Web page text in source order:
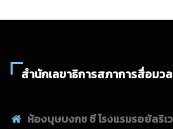
สำนักเลขาธิการสภาการสื่อมว
ห้องบุษบงกช ซี โรงแรมรอยัลริเ